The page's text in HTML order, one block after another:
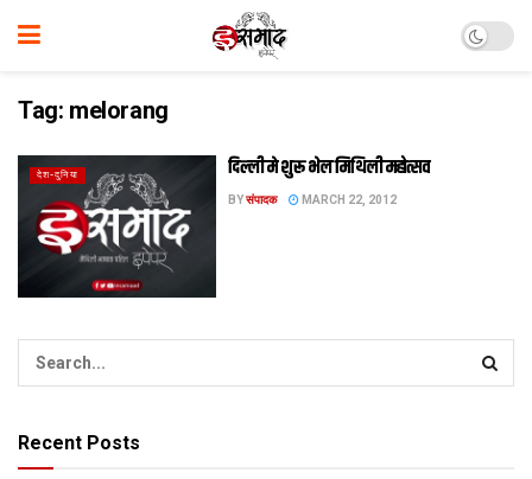
Tag: melorang
देश-दुनिया दिल्‍ली मे शुरू भेल मिथिली महोत्‍सव
BYसंपादक MARCH 22, 2012
Recent Posts